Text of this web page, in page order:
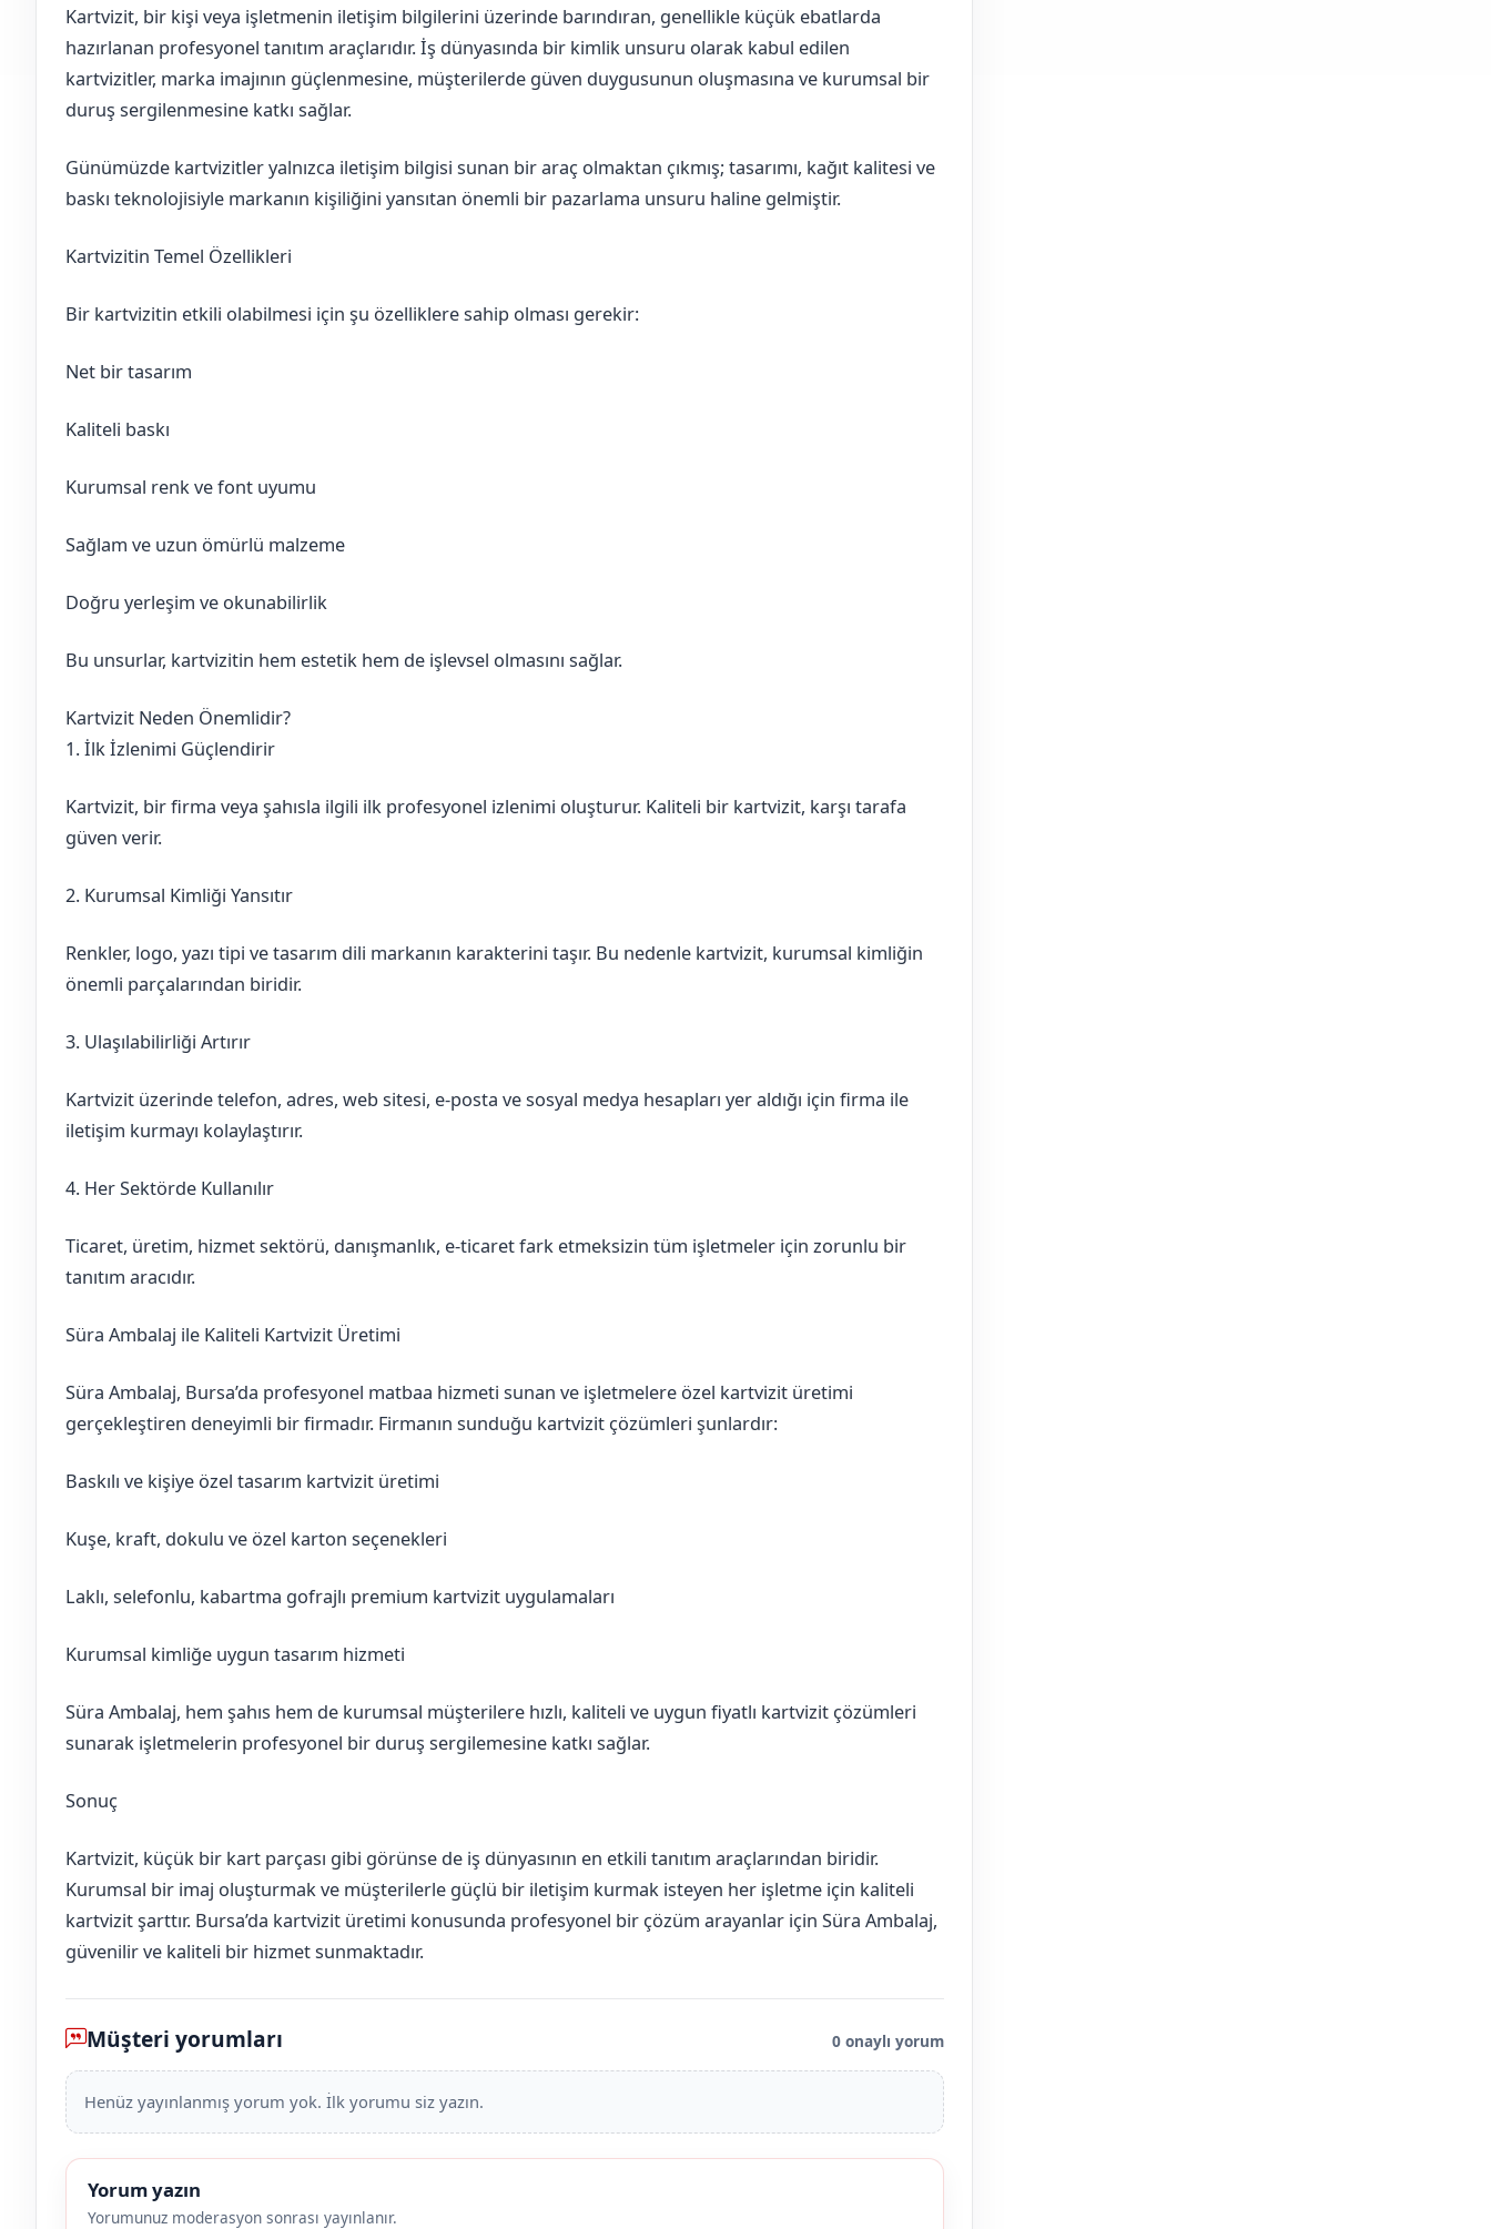
Kartvizit, bir kişi veya işletmenin iletişim bilgilerini üzerinde barındıran, genellikle küçük ebatlarda
hazırlanan profesyonel tanıtım araçlarıdır. İş dünyasında bir kimlik unsuru olarak kabul edilen
kartvizitler, marka imajının güçlenmesine, müşterilerde güven duygusunun oluşmasına ve kurumsal bir
duruş sergilenmesine katkı sağlar.
Günümüzde kartvizitler yalnızca iletişim bilgisi sunan bir araç olmaktan çıkmış; tasarımı, kağıt kalitesi ve
baskı teknolojisiyle markanın kişiliğini yansıtan önemli bir pazarlama unsuru haline gelmiştir.
Kartvizitin Temel Özellikleri
Bir kartvizitin etkili olabilmesi için şu özelliklere sahip olması gerekir:
Net bir tasarım
Kaliteli baskı
Kurumsal renk ve font uyumu
Sağlam ve uzun ömürlü malzeme
Doğru yerleşim ve okunabilirlik
Bu unsurlar, kartvizitin hem estetik hem de işlevsel olmasını sağlar.
Kartvizit Neden Önemlidir?
1. İlk İzlenimi Güçlendirir
Kartvizit, bir firma veya şahısla ilgili ilk profesyonel izlenimi oluşturur. Kaliteli bir kartvizit, karşı tarafa
güven verir.
2. Kurumsal Kimliği Yansıtır
Renkler, logo, yazı tipi ve tasarım dili markanın karakterini taşır. Bu nedenle kartvizit, kurumsal kimliğin
önemli parçalarından biridir.
3. Ulaşılabilirliği Artırır
Kartvizit üzerinde telefon, adres, web sitesi, e-posta ve sosyal medya hesapları yer aldığı için firma ile
iletişim kurmayı kolaylaştırır.
4. Her Sektörde Kullanılır
Ticaret, üretim, hizmet sektörü, danışmanlık, e-ticaret fark etmeksizin tüm işletmeler için zorunlu bir
tanıtım aracıdır.
Süra Ambalaj ile Kaliteli Kartvizit Üretimi
Süra Ambalaj, Bursa’da profesyonel matbaa hizmeti sunan ve işletmelere özel kartvizit üretimi
gerçekleştiren deneyimli bir firmadır. Firmanın sunduğu kartvizit çözümleri şunlardır:
Baskılı ve kişiye özel tasarım kartvizit üretimi
Kuşe, kraft, dokulu ve özel karton seçenekleri
Laklı, selefonlu, kabartma gofrajlı premium kartvizit uygulamaları
Kurumsal kimliğe uygun tasarım hizmeti
Süra Ambalaj, hem şahıs hem de kurumsal müşterilere hızlı, kaliteli ve uygun fiyatlı kartvizit çözümleri
sunarak işletmelerin profesyonel bir duruş sergilemesine katkı sağlar.
Sonuç
Kartvizit, küçük bir kart parçası gibi görünse de iş dünyasının en etkili tanıtım araçlarından biridir.
Kurumsal bir imaj oluşturmak ve müşterilerle güçlü bir iletişim kurmak isteyen her işletme için kaliteli
kartvizit şarttır. Bursa’da kartvizit üretimi konusunda profesyonel bir çözüm arayanlar için Süra Ambalaj,
güvenilir ve kaliteli bir hizmet sunmaktadır.
Müşteri yorumları 0 onaylı yorum
Henüz yayınlanmış yorum yok. İlk yorumu siz yazın.
Yorum yazın
Yorumunuz moderasyon sonrası yayınlanır.